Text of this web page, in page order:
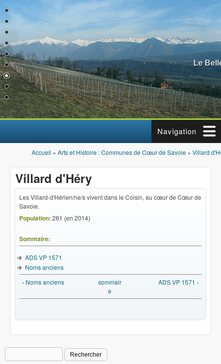
Aller au contenu principal
Le
Navigation
Vous êtes ici
Accueil » Arts et Histoire : Communes de Cœur de Savoie » Villard
Villard d'Héry
Les Villard-d'Hérien/ne/s vivent dans le Coisin, au cœur de Cœur de
Savoie.
Population: 261 (en 2014)
Sommaire:
ADS VP 1571
Noms anciens
‹ Noms anciens
sommair
e
ADS VP 1571 ›
Formulaire de recherche